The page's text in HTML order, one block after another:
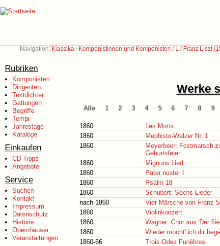
Navigation: Klassika / Komponistinnen und Komponisten / L / Franz Liszt
Rubriken
Komponisten
Dirigenten
Textdichter
Gattungen
Begriffe
Tempi
Jahrestage
Kataloge
Einkaufen
CD-Tipps
Angebote
Service
Suchen
Kontakt
Impressum
Datenschutz
Historie
Opernhäuser
Veranstaltungen
Werke
Alle 1 2 3 4 5 6 7 8 9
1860
Les Morts
1860
Mephisto-Walzer Nr. 1
1860
Meyerbeer: Festmarsch
Geburtsfeier
1860
Mignons Lied
1860
Pater noster I
1860
Psalm 18
1860
Schubert: Sechs Lieder
nach 1860
Vier Märsche von Franz
1860
Violinkonzert
1860
Wagner: Chor aus 'Der
1860
Wieder möcht' ich dir
1860-66
Trois Odes Funèbres